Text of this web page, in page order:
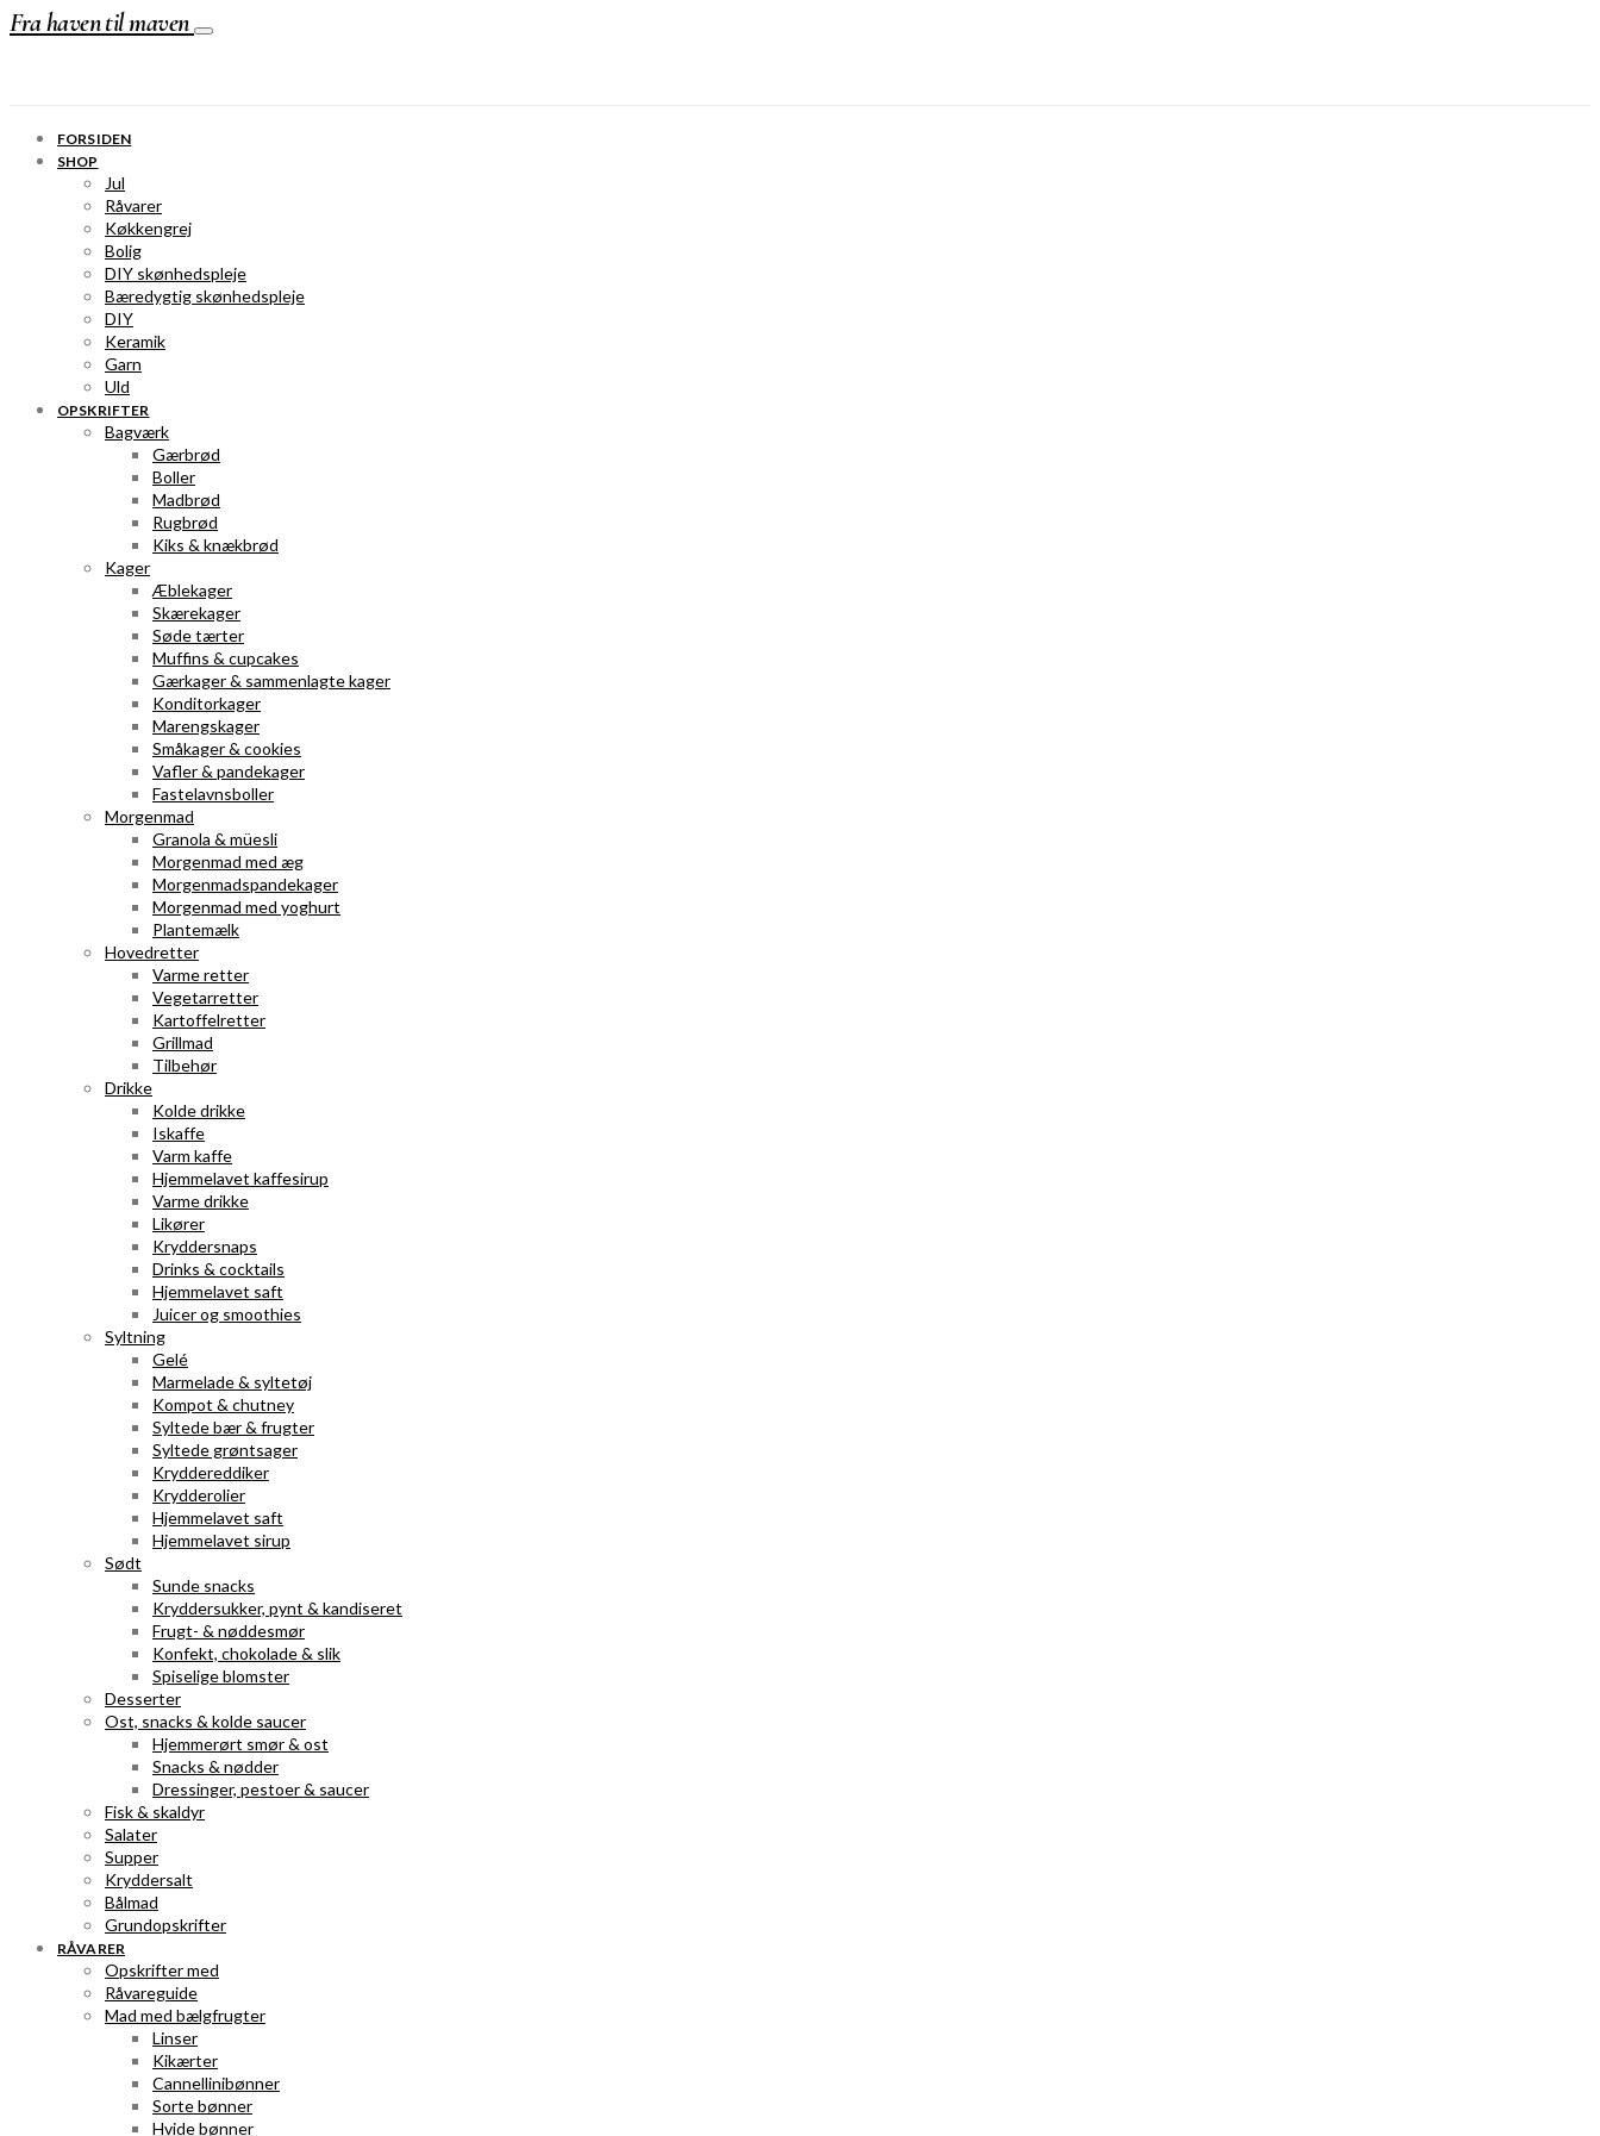
Fra haven til maven
FORSIDEN
SHOP
Jul
Råvarer
Køkkengrej
Bolig
DIY skønhedspleje
Bæredygtig skønhedspleje
DIY
Keramik
Garn
Uld
OPSKRIFTER
Bagværk
Gærbrød
Boller
Madbrød
Rugbrød
Kiks & knækbrød
Kager
Æblekager
Skærekager
Søde tærter
Muffins & cupcakes
Gærkager & sammenlagte kager
Konditorkager
Marengskager
Småkager & cookies
Vafler & pandekager
Fastelavnsboller
Morgenmad
Granola & müesli
Morgenmad med æg
Morgenmadspandekager
Morgenmad med yoghurt
Plantemælk
Hovedretter
Varme retter
Vegetarretter
Kartoffelretter
Grillmad
Tilbehør
Drikke
Kolde drikke
Iskaffe
Varm kaffe
Hjemmelavet kaffesirup
Varme drikke
Likører
Kryddersnaps
Drinks & cocktails
Hjemmelavet saft
Juicer og smoothies
Syltning
Gelé
Marmelade & syltetøj
Kompot & chutney
Syltede bær & frugter
Syltede grøntsager
Kryddereddiker
Krydderolier
Hjemmelavet saft
Hjemmelavet sirup
Sødt
Sunde snacks
Kryddersukker, pynt & kandiseret
Frugt- & nøddesmør
Konfekt, chokolade & slik
Spiselige blomster
Desserter
Ost, snacks & kolde saucer
Hjemmerørt smør & ost
Snacks & nødder
Dressinger, pestoer & saucer
Fisk & skaldyr
Salater
Supper
Kryddersalt
Bålmad
Grundopskrifter
RÅVARER
Opskrifter med
Råvareguide
Mad med bælgfrugter
Linser
Kikærter
Cannellinibønner
Sorte bønner
Hvide bønner